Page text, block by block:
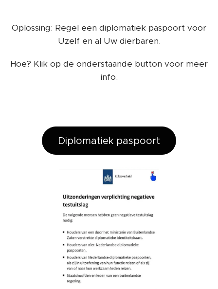
Oplossing: Regel een diplomatiek paspoort voor
Uzelf en al Uw dierbaren.
Hoe? Klik op de onderstaande button voor meer
info.
Diplomatiek paspoort